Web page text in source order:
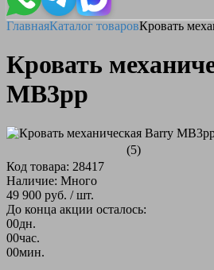
ГлавнаяКаталог товаровКровать
Кровать
MB3pp
(5)
Код товара: 28417
Наличие: Много
49 900 руб. / шт.
До конца акции осталось:
00дн.
00час.
00мин.